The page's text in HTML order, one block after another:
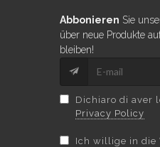
Abbonieren Sie
über neue Produkte
bleiben!
Dichiaro di aver
Privacy Policy
Ich willige in die